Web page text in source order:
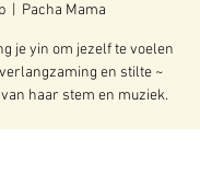
  |
Pacha Mama
je yin om jezelf te voelen
en stilte ~
haar stem en muziek.